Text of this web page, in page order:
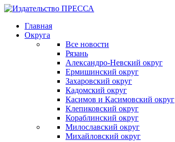
Главная
Округа
Все новости
Рязань
Александро-Невский округ
Ермишинский округ
Захаровский округ
Кадомский округ
Касимов и Касимовский округ
Клепиковский округ
Кораблинский округ
Милославский округ
Михайловский округ